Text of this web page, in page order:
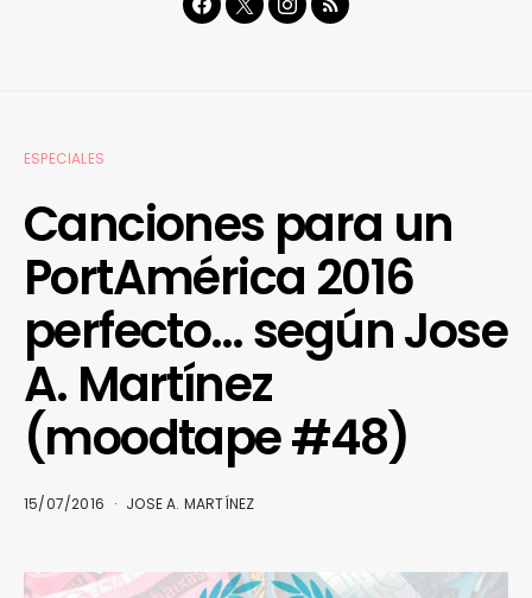
ESPECIALES
Canciones para un
PortAmérica 2016
perfecto… según Jose
A. Martínez
(moodtape #48)
15/07/2016 JOSE A. MARTÍNEZ